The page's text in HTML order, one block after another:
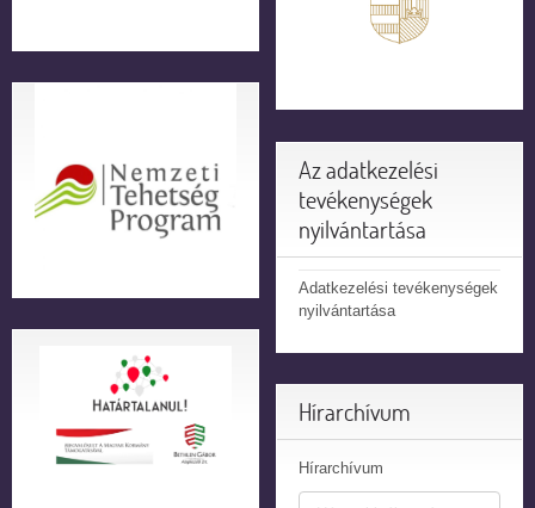
Az adatkezelési
tevékenységek
nyilvántartása
Adatkezelési tevékenységek
nyilvántartása
Hírarchívum
Hírarchívum